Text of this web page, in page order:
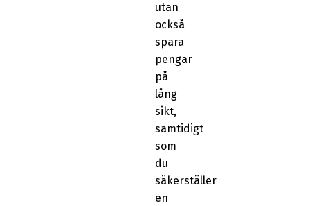
utan
också
spara
pengar
på
lång
sikt,
samtidigt
som
du
säkerställer
en